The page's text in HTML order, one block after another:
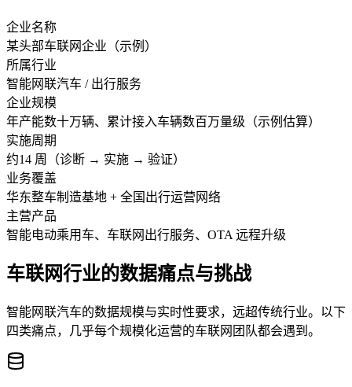
企业名称
某头部车联网企业（示例）
所属行业
智能网联汽车 / 出行服务
企业规模
年产能数十万辆、累计接入车辆数百万量级（示例估算）
实施周期
约14 周（诊断 → 实施 → 验证）
业务覆盖
华东整车制造基地 + 全国出行运营网络
主营产品
智能电动乘用车、车联网出行服务、OTA 远程升级
车联网行业的数据痛点与挑战
智能网联汽车的数据规模与实时性要求，远超传统行业。以下
四类痛点，几乎每个规模化运营的车联网团队都会遇到。